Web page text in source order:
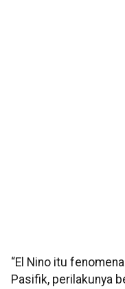
“El Nino itu
Pasifik, perilakunya